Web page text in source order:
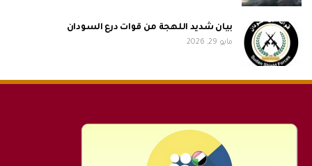
بيان شديد اللهجة من قوات درع السودان
مايو 29, 2026